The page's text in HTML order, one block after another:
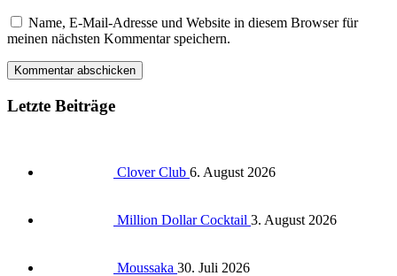
Name, E-Mail-Adresse und Website in diesem Browser für
meinen nächsten Kommentar speichern.
Letzte Beiträge
Clover Club 6. August 2026
Million Dollar Cocktail 3. August 2026
Moussaka 30. Juli 2026